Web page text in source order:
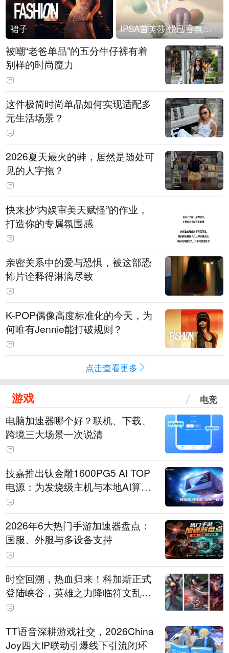
裙子 IPSA茵芙莎 悦己香氛凝露上市
被嘲“老爸单品”的五分牛仔裤有着
别样的时尚魔力
这件极简时尚单品如何实现适配多
元生活场景？
2026夏天最火的鞋，居然是随处可
见的人字拖？
快来抄“内娱审美天赋怪”的作业，
打造你的专属氛围感
亲密关系中的爱与恐惧，被这部恐
怖片诠释得淋漓尽致
K-POP偶像高度标准化的今天，为
何唯有Jennie能打破规则？
点击查看更多
游戏 电竞
电脑加速器哪个好？联机、下载、
跨境三大场景一次说清
技嘉推出钛金雕1600PG5 AI TOP
电源：为发烧级主机与本地AI算力
打造旗舰供电方案
2026年6大热门手游加速器盘点：
国服、外服与多设备支持
时空回溯，热血归来！科加斯正式
登陆峡谷，英雄之力降临符文乱
斗！
TT语音深耕游戏社交，2026China
Joy四大IP联动引爆线下引流闭环